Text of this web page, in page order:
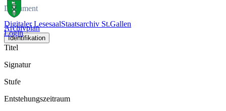
Digitaler LesesaalStaatsarchiv St.Gallen
Login
Dokument
Archivplan
Identifikation
Titel
Signatur
Stufe
Entstehungszeitraum